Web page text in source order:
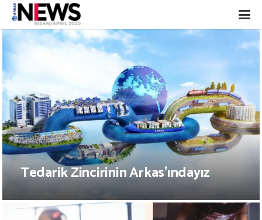
Tedarik Zincirinin Arkas’ındayız